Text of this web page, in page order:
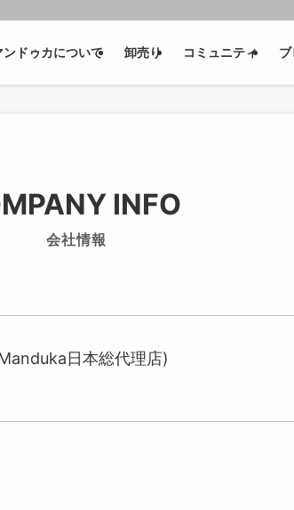
ンドゥカについて 卸売り コミュニティ
INFO
会社情報
日本総代理店)